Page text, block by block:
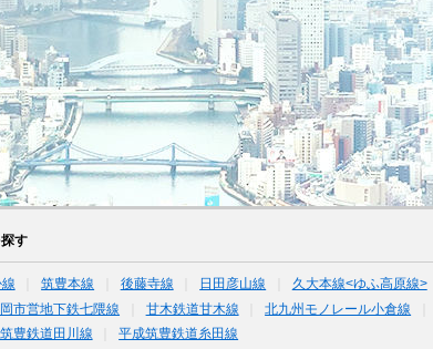
す
筑豊本線 後藤寺線 日田彦山線 久大本線<ゆふ高原線>
市営地下鉄七隈線 甘木鉄道甘木線 北九州モノレール小倉線
豊鉄道田川線 平成筑豊鉄道糸田線